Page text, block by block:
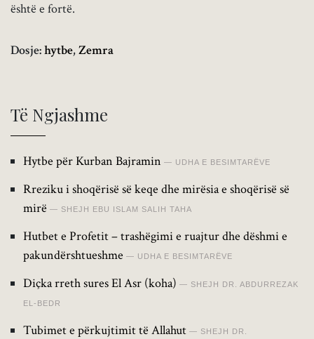
është e fortë.
Dosje:hytbe,Zemra
Të Ngjashme
Hytbe për Kurban Bajramin UDHA E BESIMTARËVE
Rreziku i shoqërisë së keqe dhe mirësia e shoqërisë së
mirë
SHEJH EBU ISLAM SALIH TAHA
Hutbet e Profetit – trashëgimi e ruajtur dhe dëshmi e
pakundërshtueshme
UDHA E BESIMTARËVE
Diçka rreth sures El Asr (koha) SHEJH DR. ABDURREZAK
EL-BEDR
Tubimet e përkujtimit të Allahut SHEJH DR.